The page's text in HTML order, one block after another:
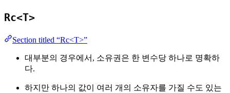
Rc<T>
Section titled “Rc<T>”
대부분의 경우에서, 소유권은 한 변수당 하나로 명확하
다.
하지만 하나의 값이 여러 개의 소유자를 가질 수도 있는